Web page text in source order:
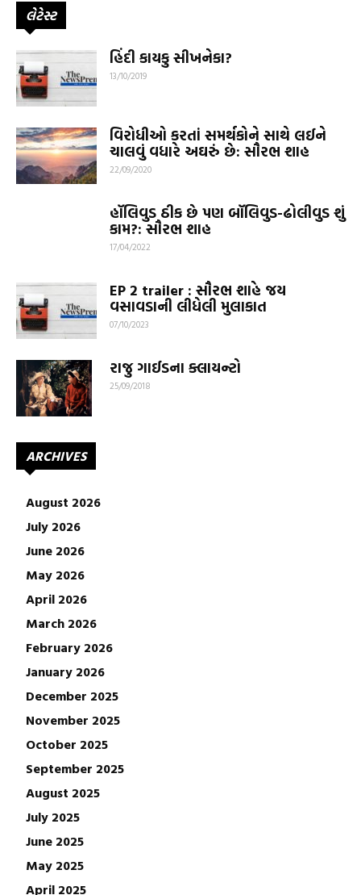
લેટેસ્ટ
હિંદી કાયકુ સીખનેકા?
13/10/2019
વિરોધીઓ કરતાં સમર્થકોને સાથે લઈને
ચાલવું વધારે અઘરું છે: સૌરભ શાહ
22/09/2020
હૉલિવુડ ઠીક છે પણ બૉલિવુડ-ઢોલીવુડ શું
કામ?: સૌરભ શાહ
17/04/2022
EP 2 trailer : સૌરભ શાહે જય
વસાવડાની લીધેલી મુલાકાત
07/10/2023
રાજુ ગાઈડના ક્લાયન્ટો
25/09/2018
ARCHIVES
August 2026
July 2026
June 2026
May 2026
April 2026
March 2026
February 2026
January 2026
December 2025
November 2025
October 2025
September 2025
August 2025
July 2025
June 2025
May 2025
April 2025